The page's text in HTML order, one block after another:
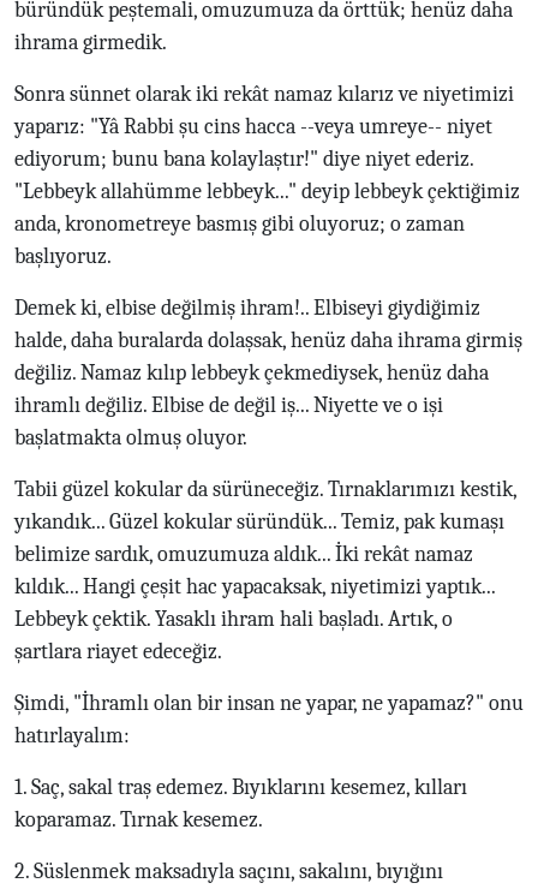
büründük peştemali, omuzumuza da örttük; henüz daha
ihrama girmedik.
Sonra sünnet olarak iki rekât namaz kılarız ve niyetimizi
yaparız: "Yâ Rabbi şu cins hacca --veya umreye-- niyet
ediyorum; bunu bana kolaylaştır!" diye niyet ederiz.
"Lebbeyk allahümme lebbeyk..." deyip lebbeyk çektiğimiz
anda, kronometreye basmış gibi oluyoruz; o zaman
başlıyoruz.
Demek ki, elbise değilmiş ihram!.. Elbiseyi giydiğimiz
halde, daha buralarda dolaşsak, henüz daha ihrama girmiş
değiliz. Namaz kılıp lebbeyk çekmediysek, henüz daha
ihramlı değiliz. Elbise de değil iş... Niyette ve o işi
başlatmakta olmuş oluyor.
Tabii güzel kokular da sürüneceğiz. Tırnaklarımızı kestik,
yıkandık... Güzel kokular süründük... Temiz, pak kumaşı
belimize sardık, omuzumuza aldık... İki rekât namaz
kıldık... Hangi çeşit hac yapacaksak, niyetimizi yaptık...
Lebbeyk çektik. Yasaklı ihram hali başladı. Artık, o
şartlara riayet edeceğiz.
Şimdi, "İhramlı olan bir insan ne yapar, ne yapamaz?" onu
hatırlayalım:
1. Saç, sakal traş edemez. Bıyıklarını kesemez, kılları
koparamaz. Tırnak kesemez.
2. Süslenmek maksadıyla saçını, sakalını, bıyığını